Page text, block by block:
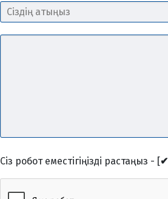
Сіз робот еместігіңізді растаңыз - [✔